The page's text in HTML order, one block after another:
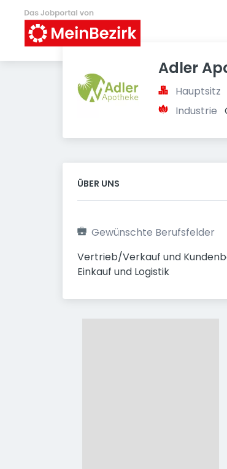
Adler
Hauptsitz
Industrie
ÜBER UNS
Gewünschte Berufsfelder
Vertrieb/Verkauf und
Einkauf und Logistik